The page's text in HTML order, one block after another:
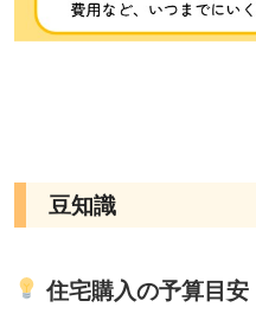
豆知識
住宅購入の予算目安